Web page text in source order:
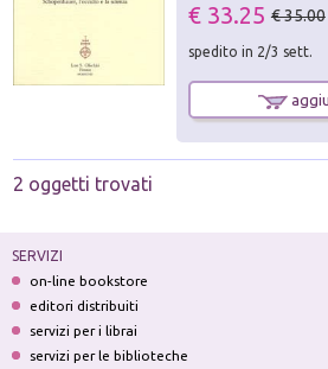
€ 33.25 € 35.00
spedito in 2/3 sett.
2 oggetti trovati
SERVIZI
on-line bookstore
editori distribuiti
servizi per i librai
servizi per le biblioteche